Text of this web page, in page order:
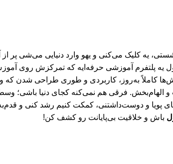
یه کلیک می‌کنی و یهو وارد دنیایی می‌شی پر
پلتفرم آموزشی حرفه‌ایه که تمرکزش روی آموزش
کاملاً به‌روز، کاربردی و طوری طراحی شدن که
پویا و دوست‌داشتنی، کمکت کنیم رشد کنی و
باش و خلاقیت بی‌پایانت رو کشف کن!